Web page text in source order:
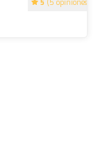
5 (5 opiniones)